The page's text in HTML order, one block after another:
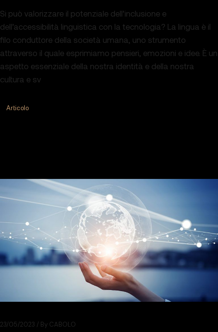
Si può valorizzare il potenziale dell’inclusione e
dell’accessibilità linguistica con la tecnologia? La lingua è il
filo conduttore della società umana, uno strumento
attraverso il quale esprimiamo pensieri, emozioni e idee. È un
aspetto essenziale della nostra identità e della nostra
cultura e sv
Articolo
23/05/2023 By CABOLO